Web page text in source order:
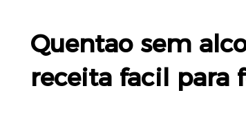
Quentao sem
receita facil para